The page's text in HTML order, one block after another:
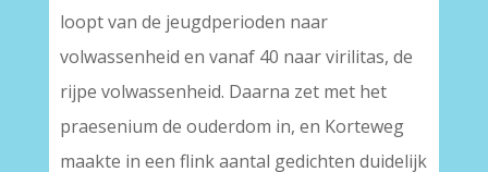
loopt van de jeugdperioden naar
volwassenheid en vanaf 40 naar virilitas, de
rijpe volwassenheid. Daarna zet met het
praesenium de ouderdom in, en Korteweg
maakte in een flink aantal gedichten duidelijk